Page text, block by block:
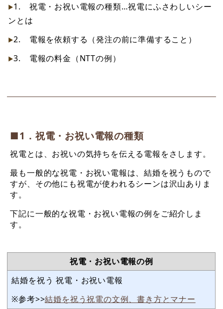
1. 祝電・お祝い電報の種類…祝電にふさわしいシー
ンとは
2. 電報を依頼する（発注の前に準備すること）
3. 電報の料金（NTTの例）
■1．祝電・お祝い電報の種類
祝電とは、お祝いの気持ちを伝える電報をさします。
最も一般的な祝電・お祝い電報は、結婚を祝うもので
すが、その他にも祝電が使われるシーンは沢山ありま
す。
下記に一般的な祝電・お祝い電報の例をご紹介しま
す。
祝電・お祝い電報の例
結婚を祝う 祝電・お祝い電報
※参考>>結婚を祝う祝電の文例、書き方とマナー